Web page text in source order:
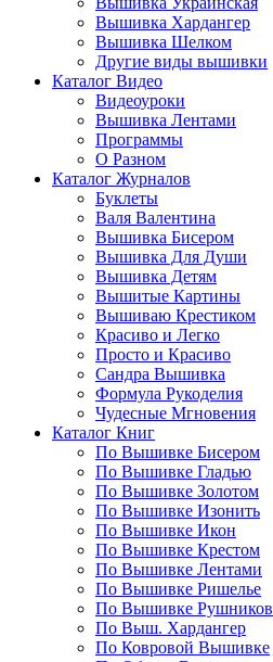
Вышивка Хардангер
Вышивка Шелком
Другие виды вышивки
Каталог Видео
Видеоуроки
Вышивка Лентами
Программы
О Разном
Каталог Журналов
Буклеты
Валя Валентина
Вышивка Бисером
Вышивка Для Души
Вышивка Детям
Вышитые Картины
Вышиваю Крестиком
Красиво и Легко
Просто и Красиво
Сандра Вышивка
Формула Рукоделия
Чудесные Мгновения
Каталог Книг
По Вышивке Бисером
По Вышивке Гладью
По Вышивке Золотом
По Вышивке Изонить
По Вышивке Икон
По Вышивке Крестом
По Вышивке Лентами
По Вышивке Ришелье
По Вышивке Рушников
По Выш. Хардангер
По Ковровой Вышивке